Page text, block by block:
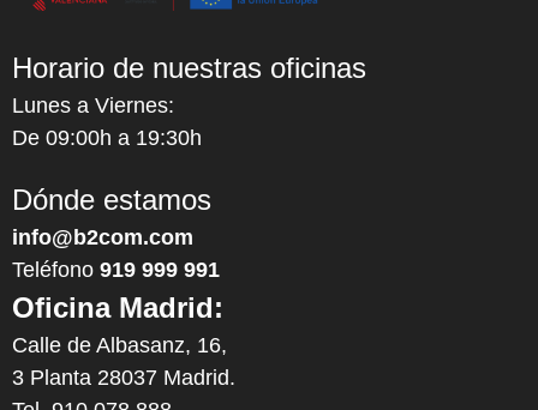
Horario de nuestras oficinas
Lunes a Viernes:
De 09:00h a 19:30h
Dónde estamos
info@b2com.com
Teléfono 919 999 991
Oficina Madrid:
Calle de Albasanz, 16,
3 Planta 28037 Madrid.